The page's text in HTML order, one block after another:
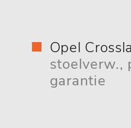
Opel
stoelverw.,
garantie